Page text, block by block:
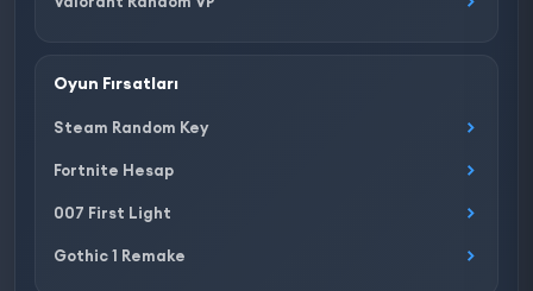
Oyun Fırsatları
Steam Random Key
Fortnite Hesap
007 First Light
Gothic 1 Remake